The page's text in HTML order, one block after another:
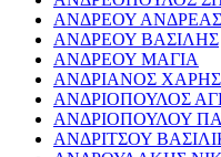
ΑΝΔΡΕΟΥ ΑΝΔΡΕΑΣ
ΑΝΔΡΕΟΥ ΒΑΣΙΛΗΣ
ΑΝΔΡΕΟΥ ΜΑΓΙΑ
ΑΝΔΡΙΑΝΟΣ ΧΑΡΗΣ
ΑΝΔΡΙΟΠΟΥΛΟΣ
ΑΝΔΡΙΟΠΟΥΛΟΥ
ΑΝΔΡΙΤΣΟΥ